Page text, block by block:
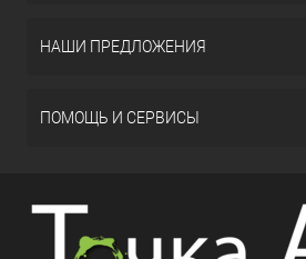
НАШИ ПРЕДЛОЖЕНИЯ
ПОМОЩЬ И СЕРВИСЫ